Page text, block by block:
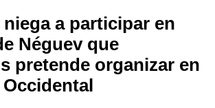
niega a participar en
Néguev que
pretende organizar en
Occidental